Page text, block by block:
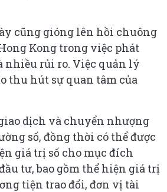
cũng gióng lên hồi chuông
Kong trong việc phát
nhiều rủi ro. Việc quản lý
thu hút sự quan tâm của
dịch và chuyển nhượng
số, đồng thời có thể được
giá trị số cho mục đích
tư, bao gồm thể hiện giá trị
tiện trao đổi, đơn vị tài